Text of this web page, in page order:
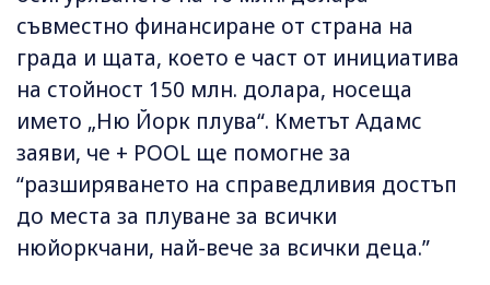
съвместно финансиране от страна на
града и щата, което е част от инициатива
на стойност 150 млн. долара, носеща
името „Ню Йорк плува“. Кметът Адамс
заяви, че + POOL ще помогне за
“разширяването на справедливия достъп
до места за плуване за всички
нюйоркчани, най-вече за всички деца.”